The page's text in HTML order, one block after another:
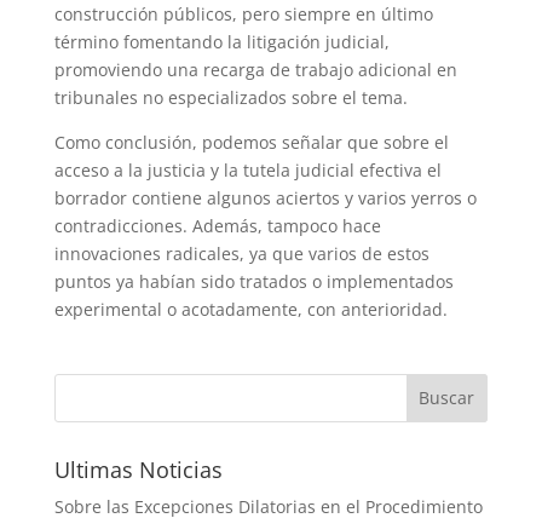
construcción públicos, pero siempre en último
término fomentando la litigación judicial,
promoviendo una recarga de trabajo adicional en
tribunales no especializados sobre el tema.
Como conclusión, podemos señalar que sobre el
acceso a la justicia y la tutela judicial efectiva el
borrador contiene algunos aciertos y varios yerros o
contradicciones. Además, tampoco hace
innovaciones radicales, ya que varios de estos
puntos ya habían sido tratados o implementados
experimental o acotadamente, con anterioridad.
Ultimas Noticias
Sobre las Excepciones Dilatorias en el Procedimiento